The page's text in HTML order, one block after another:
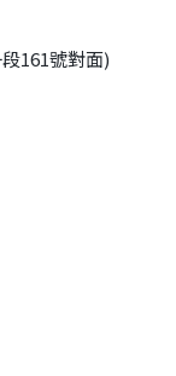
161號對面)